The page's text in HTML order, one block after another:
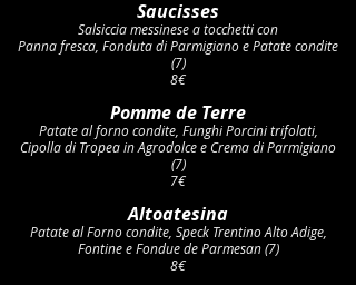
Saucisses
Salsiccia messinese a tocchetti con
Panna fresca, Fonduta di Parmigiano e Patate condite
(7)
8€
Pomme de Terre
Patate al forno condite, Funghi Porcini trifolati,
Cipolla di Tropea in Agrodolce e Crema di Parmigiano
(7)
7€
Altoatesina
Patate al Forno condite, Speck Trentino Alto Adige,
Fontine e Fondue de Parmesan (7)
8€